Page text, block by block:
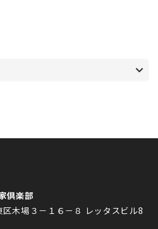
倶楽部
木場３－１６－８ レッタスビル8